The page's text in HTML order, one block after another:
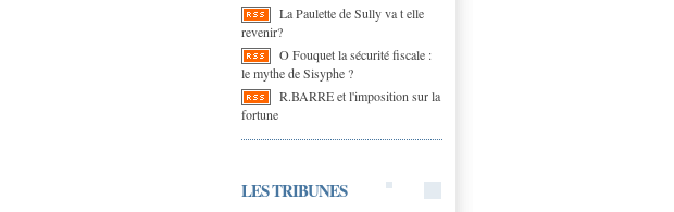
La Paulette de Sully va t elle
revenir?
O Fouquet la sécurité fiscale :
le mythe de Sisyphe ?
R.BARRE et l'imposition sur la
fortune
LES TRIBUNES